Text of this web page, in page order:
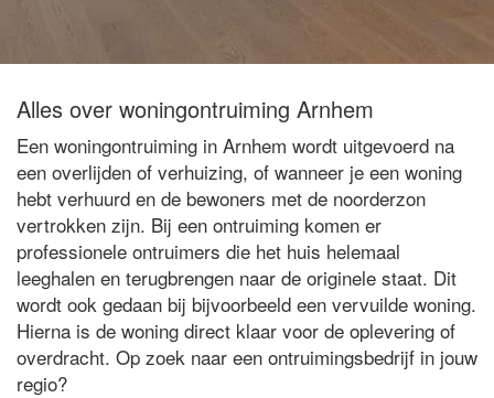
Alles over woningontruiming Arnhem
Een woningontruiming in Arnhem wordt uitgevoerd na
een overlijden of verhuizing, of wanneer je een woning
hebt verhuurd en de bewoners met de noorderzon
vertrokken zijn. Bij een ontruiming komen er
professionele ontruimers die het huis helemaal
leeghalen en terugbrengen naar de originele staat. Dit
wordt ook gedaan bij bijvoorbeeld een vervuilde woning.
Hierna is de woning direct klaar voor de oplevering of
overdracht. Op zoek naar een ontruimingsbedrijf in jouw
regio?